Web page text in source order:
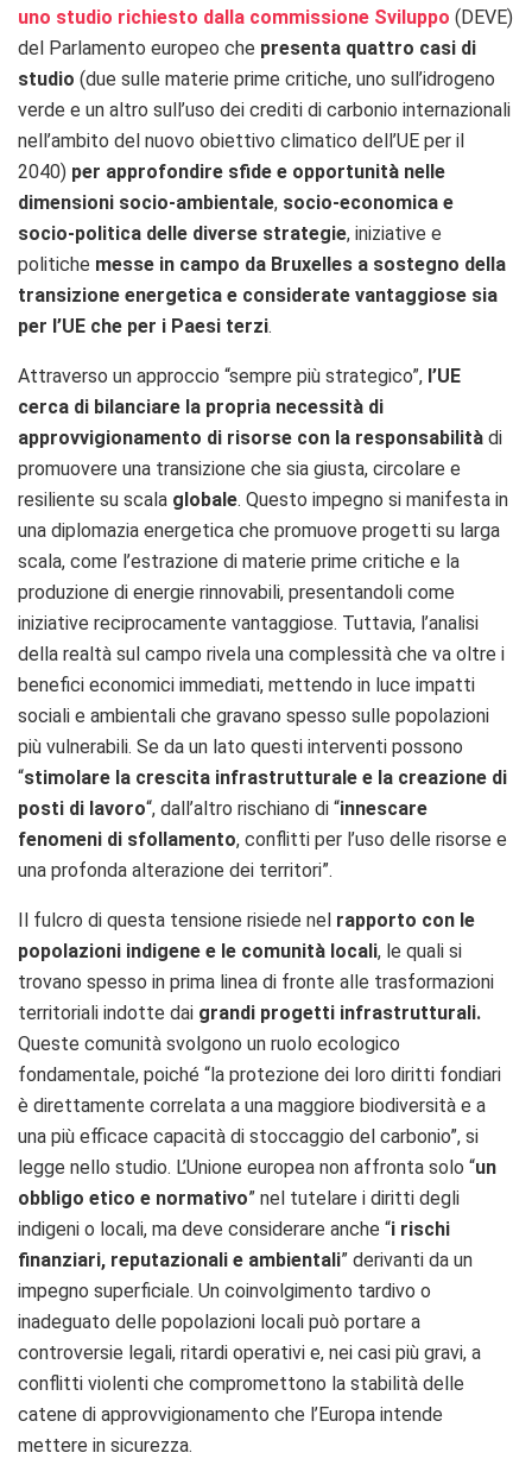
uno studio richiesto dalla commissione Sviluppo (DEVE)
del Parlamento europeo che presenta quattro casi di
studio (due sulle materie prime critiche, uno sull’idrogeno
verde e un altro sull’uso dei crediti di carbonio internazionali
nell’ambito del nuovo obiettivo climatico dell’UE per il
2040) per approfondire sfide e opportunità nelle
dimensioni socio-ambientale, socio-economica e
socio-politica delle diverse strategie, iniziative e
politiche messe in campo da Bruxelles a sostegno della
transizione energetica e considerate vantaggiose sia
per l’UE che per i Paesi terzi.
Attraverso un approccio “sempre più strategico”, l’UE
cerca di bilanciare la propria necessità di
approvvigionamento di risorse con la responsabilità di
promuovere una transizione che sia giusta, circolare e
resiliente su scala globale. Questo impegno si manifesta in
una diplomazia energetica che promuove progetti su larga
scala, come l’estrazione di materie prime critiche e la
produzione di energie rinnovabili, presentandoli come
iniziative reciprocamente vantaggiose. Tuttavia, l’analisi
della realtà sul campo rivela una complessità che va oltre i
benefici economici immediati, mettendo in luce impatti
sociali e ambientali che gravano spesso sulle popolazioni
più vulnerabili. Se da un lato questi interventi possono
“stimolare la crescita infrastrutturale e la creazione di
posti di lavoro“, dall’altro rischiano di “innescare
fenomeni di sfollamento, conflitti per l’uso delle risorse e
una profonda alterazione dei territori”.
Il fulcro di questa tensione risiede nel rapporto con le
popolazioni indigene e le comunità locali, le quali si
trovano spesso in prima linea di fronte alle trasformazioni
territoriali indotte dai grandi progetti infrastrutturali.
Queste comunità svolgono un ruolo ecologico
fondamentale, poiché “la protezione dei loro diritti fondiari
è direttamente correlata a una maggiore biodiversità e a
una più efficace capacità di stoccaggio del carbonio”, si
legge nello studio. L’Unione europea non affronta solo “un
obbligo etico e normativo” nel tutelare i diritti degli
indigeni o locali, ma deve considerare anche “i rischi
finanziari, reputazionali e ambientali” derivanti da un
impegno superficiale. Un coinvolgimento tardivo o
inadeguato delle popolazioni locali può portare a
controversie legali, ritardi operativi e, nei casi più gravi, a
conflitti violenti che compromettono la stabilità delle
catene di approvvigionamento che l’Europa intende
mettere in sicurezza.